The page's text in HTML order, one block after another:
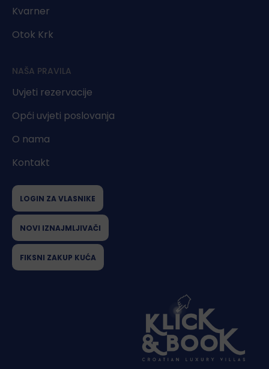
Kvarner
Otok Krk
NAŠA PRAVILA
Uvjeti rezervacije
Opći uvjeti poslovanja
O nama
Kontakt
LOGIN ZA VLASNIKE
NOVI IZNAJMLJIVAČI
FIKSNI ZAKUP KUĆA